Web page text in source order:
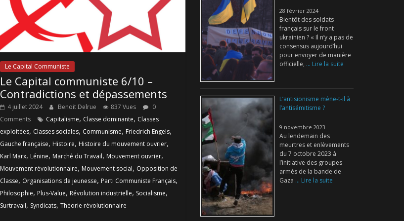
Le Capital Communiste
Le Capital communiste 6/10 –
Contradictions et dépassements
4 juillet 2024 Benoit Delrue 837 Vues
0
Comments
Capitalisme, Classe dominante, Classes
exploitées, Classes sociales, Communisme, Friedrich Engels,
Gauche française, Histoire, Histoire du mouvement ouvrier,
Karl Marx, Lénine, Marché du Travail, Mouvement ouvrier,
Mouvement révolutionnaire, Mouvement social, Opposition de
Classe, Organisations de jeunesse, Parti Communiste Français,
Philosophie, Plus-Value, Révolution industrielle, Socialisme,
Surtravail, Syndicats,Théorie révolutionnaire
28 février 2024
Bientôt des soldats
français sur le front
ukrainien ? « Il n’y a pas de
consensus aujourd’hui
pour envoyer de manière
officielle, ... Lire la suite
L’antisionisme mène-t-il à
l’antisémitisme ?
9 novembre 2023
Au lendemain des
meurtres et enlèvements
du 7 octobre 2023 à
l’initiative des groupes
armés de la bande de
Gaza ... Lire la suite